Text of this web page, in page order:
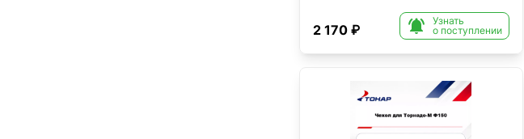
2 170 ₽ 
Узнать
о поступлении